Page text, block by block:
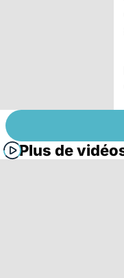
Plus de